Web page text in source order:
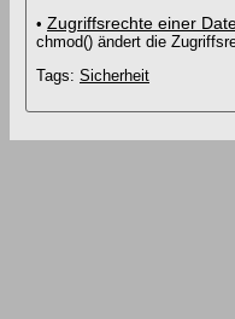
• Zugriffsrechte einer
chmod() ändert die
Tags: Sicherheit